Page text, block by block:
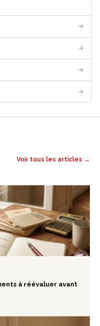
→
→
→
→
Voir tous les articles →
à réévaluer avant